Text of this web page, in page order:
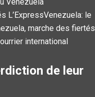
L’ExpressVenezuela: le
marche des fiertés
international
de leur